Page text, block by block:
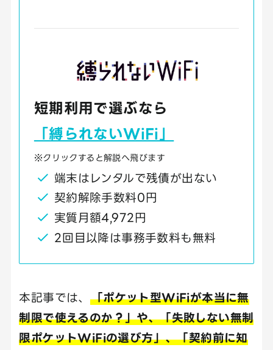
短期利用で選ぶなら
「縛られないWiFi」
※クリックすると解説へ飛びます
端末はレンタルで残債が出ない
契約解除手数料0円
実質月額4,972円
2回目以降は事務手数料も無料
本記事では、 「ポケット型WiFiが本当に無
制限で使えるのか？」や、「失敗しない無制
限ポケットWiFiの選び方」、「契約前に知